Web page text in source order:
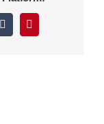
TumblrPinterest